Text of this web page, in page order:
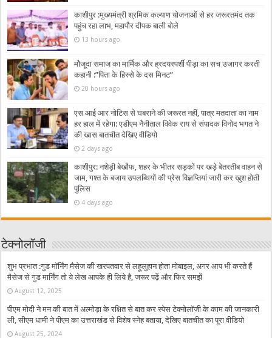
काशीपुर :मुख्यमंत्री श्रमिक कल्याण योजनाओं से हर जरूरतमंद तक
पहुंच रहा लाभ, महापौर दीपक बाली बोले
13 hours ago
मौजूदा समाज का मार्मिक और ह्रदयस्पर्शी पीड़ा का सच उजागर करती
कहानी :”पिता के हिस्से के दस मिनट”
20 hours ago
एस आई आर नोटिस से घबराने की जरूरत नहीं, पात्र मतदाता का नाम
हर हाल में रहेगा: एडीएम नैनीताल विवेक राय से संपादक विनोद भगत ने
की खास बातचीत देखिए वीडियो
2 days ago
काशीपुर: नशेड़ी बेखौफ, शहर के भीतर सड़कों पर खड़े बेतरतीब वाहन से
जाम, गश्त के बजाय उपलब्धियों की प्रेस विज्ञप्तियां जारी कर खुश होती
पुलिस
4 days ago
टेक्नोलॉजी
शुभ प्रभात :गुड मॉर्निंग मैसेज की खरपतवार से लहूलुहान होता मोबाइल, अगर आप भी करते हैं
मैसेज से गुड मार्निंग तो ये लेख आपके ही लिये है, जरूर पढ़ें और फिर समझें
August 12, 2025
पीएम मोदी ने मन की बात में अल्मोड़ा के रक्षित से बात कर स्पेस टेक्नोलॉजी के काम की जानकारी
ली, सीएम धामी ने पीएम का उत्तराखंड से विशेष स्नेह बताया, देखिए बातचीत का पूरा वीडियो
August 25, 2024